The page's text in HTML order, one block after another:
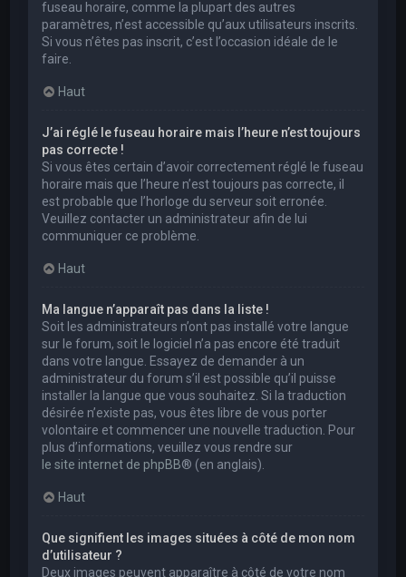
fuseau horaire, comme la plupart des autres
paramètres, n’est accessible qu’aux utilisateurs inscrits.
Si vous n’êtes pas inscrit, c’est l’occasion idéale de le
faire.
Haut
J’ai réglé le fuseau horaire mais l’heure n’est toujours
pas correcte !
Si vous êtes certain d’avoir correctement réglé le fuseau
horaire mais que l’heure n’est toujours pas correcte, il
est probable que l’horloge du serveur soit erronée.
Veuillez contacter un administrateur afin de lui
communiquer ce problème.
Haut
Ma langue n’apparaît pas dans la liste !
Soit les administrateurs n’ont pas installé votre langue
sur le forum, soit le logiciel n’a pas encore été traduit
dans votre langue. Essayez de demander à un
administrateur du forum s’il est possible qu’il puisse
installer la langue que vous souhaitez. Si la traduction
désirée n’existe pas, vous êtes libre de vous porter
volontaire et commencer une nouvelle traduction. Pour
plus d’informations, veuillez vous rendre sur
le site internet de phpBB® (en anglais).
Haut
Que signifient les images situées à côté de mon nom
d’utilisateur ?
Deux images peuvent apparaître à côté de votre nom